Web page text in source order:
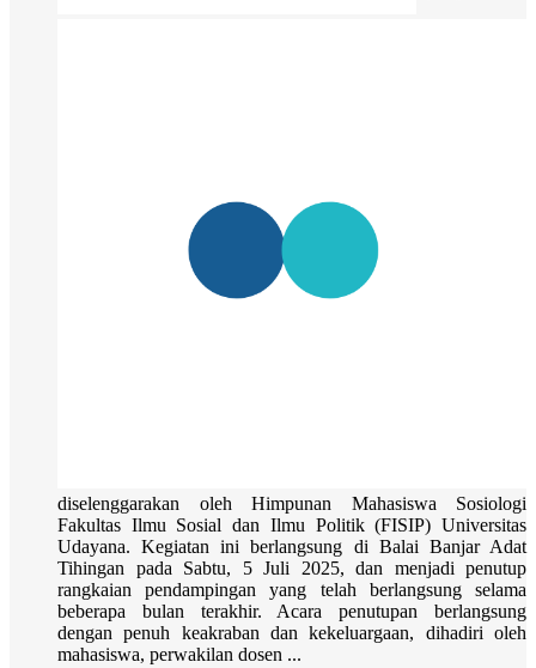
diselenggarakan oleh Himpunan Mahasiswa Sosiologi
Fakultas Ilmu Sosial dan Ilmu Politik (FISIP) Universitas
Udayana. Kegiatan ini berlangsung di Balai Banjar Adat
Tihingan pada Sabtu, 5 Juli 2025, dan menjadi penutup
rangkaian pendampingan yang telah berlangsung selama
beberapa bulan terakhir. Acara penutupan berlangsung
dengan penuh keakraban dan kekeluargaan, dihadiri oleh
mahasiswa, perwakilan dosen ...